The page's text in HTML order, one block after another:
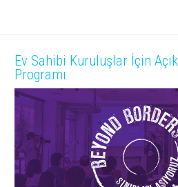
Ev Sahibi Kuruluşlar İçin
Programı